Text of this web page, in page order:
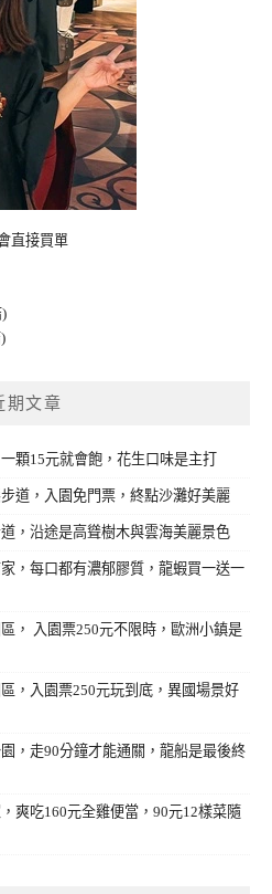
直接買單
期文章
顆15元就會飽，花生口味是主打
道，入園免門票，終點沙灘好美麗
，沿途是高聳樹木與雲海美麗景色
，每口都有濃郁膠質，龍蝦買一送一
， 入園票250元不限時，歐洲小鎮是
，入園票250元玩到底，異國場景好
，走90分鐘才能通關，龍船是最後終
爽吃160元全雞便當，90元12樣菜隨